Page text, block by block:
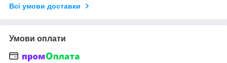
Всі умови доставки
Умови оплати